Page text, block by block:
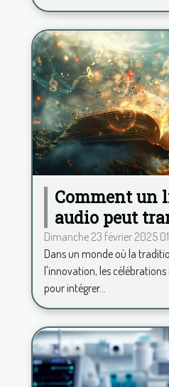
Comment un
audio peut
votre
Dimanche 23 février 2025
Dans un monde où la
l'innovation, les
pour intégrer...